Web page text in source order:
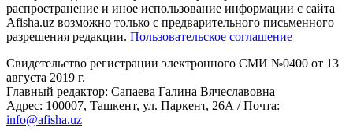
распространение и иное использование информации с сайта
Afisha.uz возможно только с предварительного письменного
разрешения редакции. Пользовательское соглашение
Свидетельство регистрации электронного СМИ №0400 от 13
августа 2019 г.
Главный редактор: Сапаева Галина Вячеславовна
Адрес: 100007, Ташкент, ул. Паркент, 26А / Почта:
info@afisha.uz